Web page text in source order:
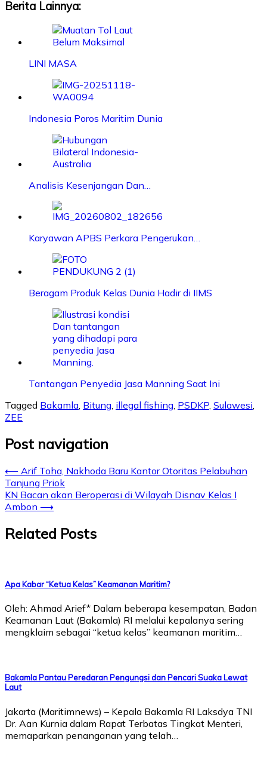
Berita Lainnya:
LINI MASA
Indonesia Poros Maritim Dunia
Analisis Kesenjangan Dan…
Karyawan APBS Perkara Pengerukan…
Beragam Produk Kelas Dunia Hadir di IIMS
Tantangan Penyedia Jasa Manning Saat Ini
Tagged Bakamla, Bitung, illegal fishing, PSDKP, Sulawesi,
ZEE
Post navigation
⟵ Arif Toha, Nakhoda Baru Kantor Otoritas Pelabuhan
Tanjung Priok
KN Bacan akan Beroperasi di Wilayah Disnav Kelas I
Ambon ⟶
Related Posts
Apa Kabar “Ketua Kelas” Keamanan Maritim?
Oleh: Ahmad Arief* Dalam beberapa kesempatan, Badan
Keamanan Laut (Bakamla) RI melalui kepalanya sering
mengklaim sebagai “ketua kelas” keamanan maritim…
Bakamla Pantau Peredaran Pengungsi dan Pencari Suaka Lewat
Laut
Jakarta (Maritimnews) – Kepala Bakamla RI Laksdya TNI
Dr. Aan Kurnia dalam Rapat Terbatas Tingkat Menteri,
memaparkan penanganan yang telah…